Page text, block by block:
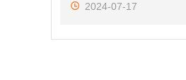
2024-07-17